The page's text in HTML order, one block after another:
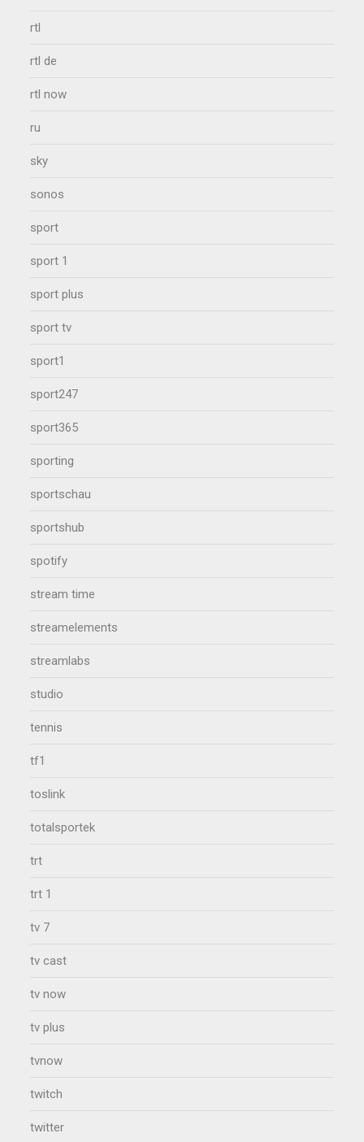
rtl
rtl de
rtl now
ru
sky
sonos
sport
sport 1
sport plus
sport tv
sport1
sport247
sport365
sporting
sportschau
sportshub
spotify
stream time
streamelements
streamlabs
studio
tennis
tf1
toslink
totalsportek
trt
trt 1
tv 7
tv cast
tv now
tv plus
tvnow
twitch
twitter